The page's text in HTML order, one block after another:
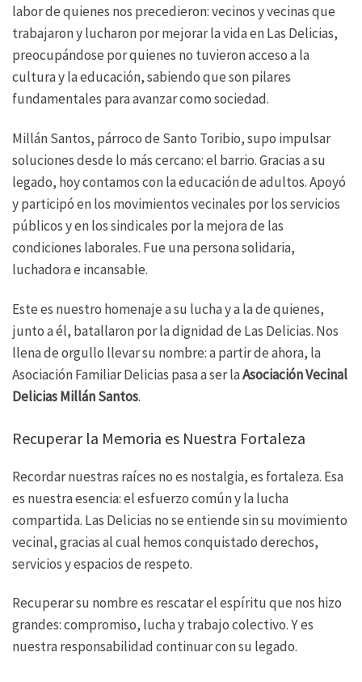
labor de quienes nos precedieron: vecinos y vecinas que
trabajaron y lucharon por mejorar la vida en Las Delicias,
preocupándose por quienes no tuvieron acceso a la
cultura y la educación, sabiendo que son pilares
fundamentales para avanzar como sociedad.
Millán Santos, párroco de Santo Toribio, supo impulsar
soluciones desde lo más cercano: el barrio. Gracias a su
legado, hoy contamos con la educación de adultos. Apoyó
y participó en los movimientos vecinales por los servicios
públicos y en los sindicales por la mejora de las
condiciones laborales. Fue una persona solidaria,
luchadora e incansable.
Este es nuestro homenaje a su lucha y a la de quienes,
junto a él, batallaron por la dignidad de Las Delicias. Nos
llena de orgullo llevar su nombre: a partir de ahora, la
Asociación Familiar Delicias pasa a ser laAsociación Vecinal
Delicias Millán Santos.
Recuperar la Memoria es Nuestra Fortaleza
Recordar nuestras raíces no es nostalgia, es fortaleza. Esa
es nuestra esencia: el esfuerzo común y la lucha
compartida. Las Delicias no se entiende sin su movimiento
vecinal, gracias al cual hemos conquistado derechos,
servicios y espacios de respeto.
Recuperar su nombre es rescatar el espíritu que nos hizo
grandes: compromiso, lucha y trabajo colectivo. Y es
nuestra responsabilidad continuar con su legado.